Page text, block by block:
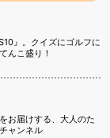
』。クイズにゴルフに
んこ盛り！
お届けする、大人のた
ャンネル